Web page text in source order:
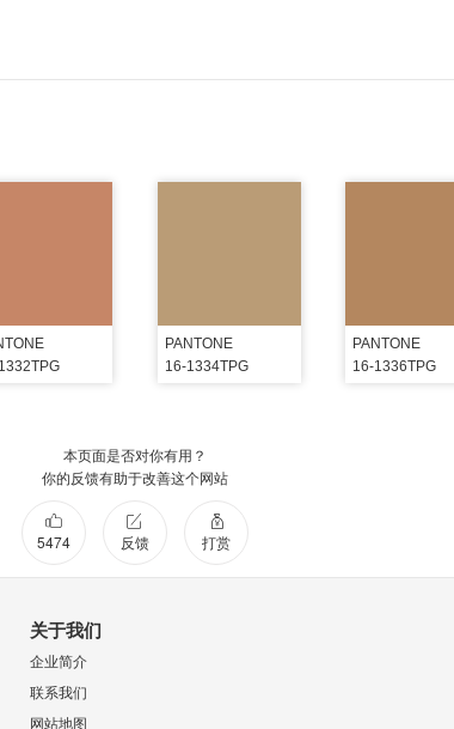
PANTONE
16-1334TPG
PANTONE
16-1336TPG
本页面是否对你有用？
你的反馈有助于改善这个网站
5474 反馈 打赏
关于我们
企业简介
联系我们
网站地图